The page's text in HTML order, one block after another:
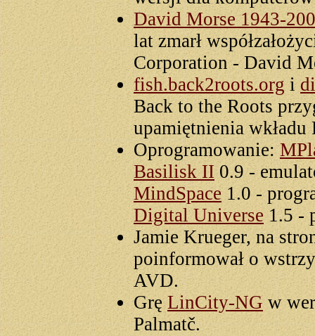
David Morse 1943-
lat zmarł
Corporation - David
fish.back2roots.orgi
Back to the Roots
upamiętnienia wkładu
Oprogramowanie:
Basilisk II0.9 -
MindSpace 1.0 -
Digital Universe 1.5 -
Jamie Krueger, na
poinformował o
AVD.
GręLinCity-NG w
Palmatč.